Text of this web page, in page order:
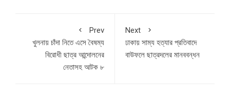
Prev
খুলনায় চাঁদা নিতে এসে বৈষম্য
বিরোধী ছাত্র আন্দোলনের
নেতাসহ আটক ৮
Next
ঢাকায় সাম্য হত্যার প্রতিবাদে
বাউফলে ছাত্রদলের মানববন্ধন